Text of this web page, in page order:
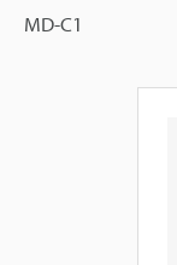
MD-C1